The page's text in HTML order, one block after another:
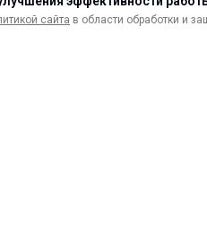
сайта в области обработки и